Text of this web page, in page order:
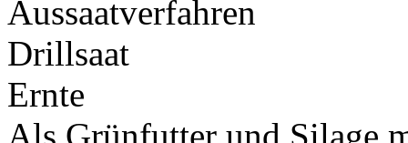
Aussaatverfahren
Drillsaat
Ernte